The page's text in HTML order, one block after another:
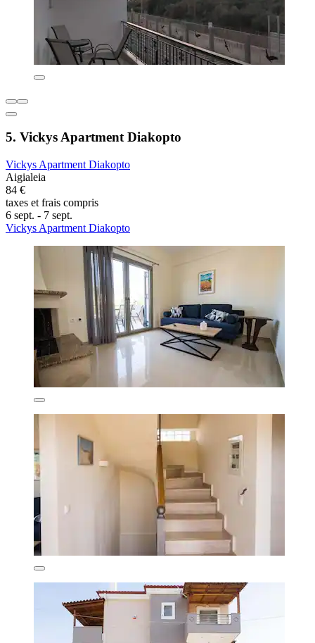
5. Vickys Apartment Diakopto
Vickys Apartment Diakopto
Aigialeia
84 €
taxes et frais compris
6 sept. - 7 sept.
Vickys Apartment Diakopto